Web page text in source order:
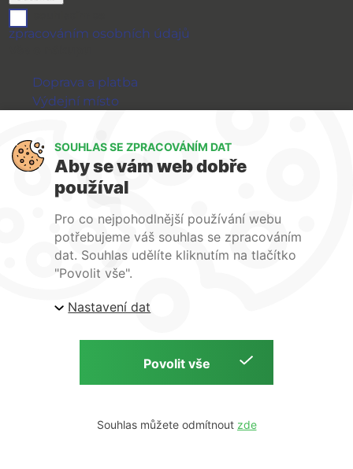
zpracováním osobních údajů
Doprava a platba
Výdejní místo
GDPR
WIRPO s.r.o.
Obchodní podmínky
O nás
Kontakty
Firemní web
E-shop Wirpo.cz, Škrobárenská 518/16, Brno
Copyright © 2026 E-shop Wirpo.cz | by
SOUHLAS SE ZPRACOVÁNÍM DAT
Aby se vám web dobře
používal
Pro co nejpohodlnější používání webu
potřebujeme váš souhlas se zpracováním
dat. Souhlas udělíte kliknutím na tlačítko
"Povolit vše".
Nastavení dat
Souhlas můžete odmítnout